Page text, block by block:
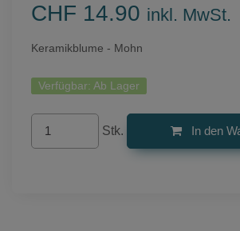
CHF 14.90 inkl. MwSt.
Keramikblume - Mohn
Verfügbar: Ab Lager
Stk. In den